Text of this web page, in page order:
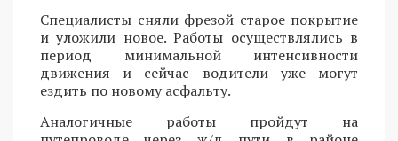
Специалисты сняли фрезой старое покрытие
и уложили новое. Работы осуществлялись в
период минимальной интенсивности
движения и сейчас водители уже могут
ездить по новому асфальту.
Аналогичные работы пройдут на